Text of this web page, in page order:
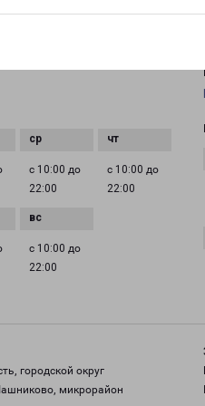
с 10:00 до
22:00
с 10:00 до
22:00
с 10:00 до
22:00
городской округ
микрорайон